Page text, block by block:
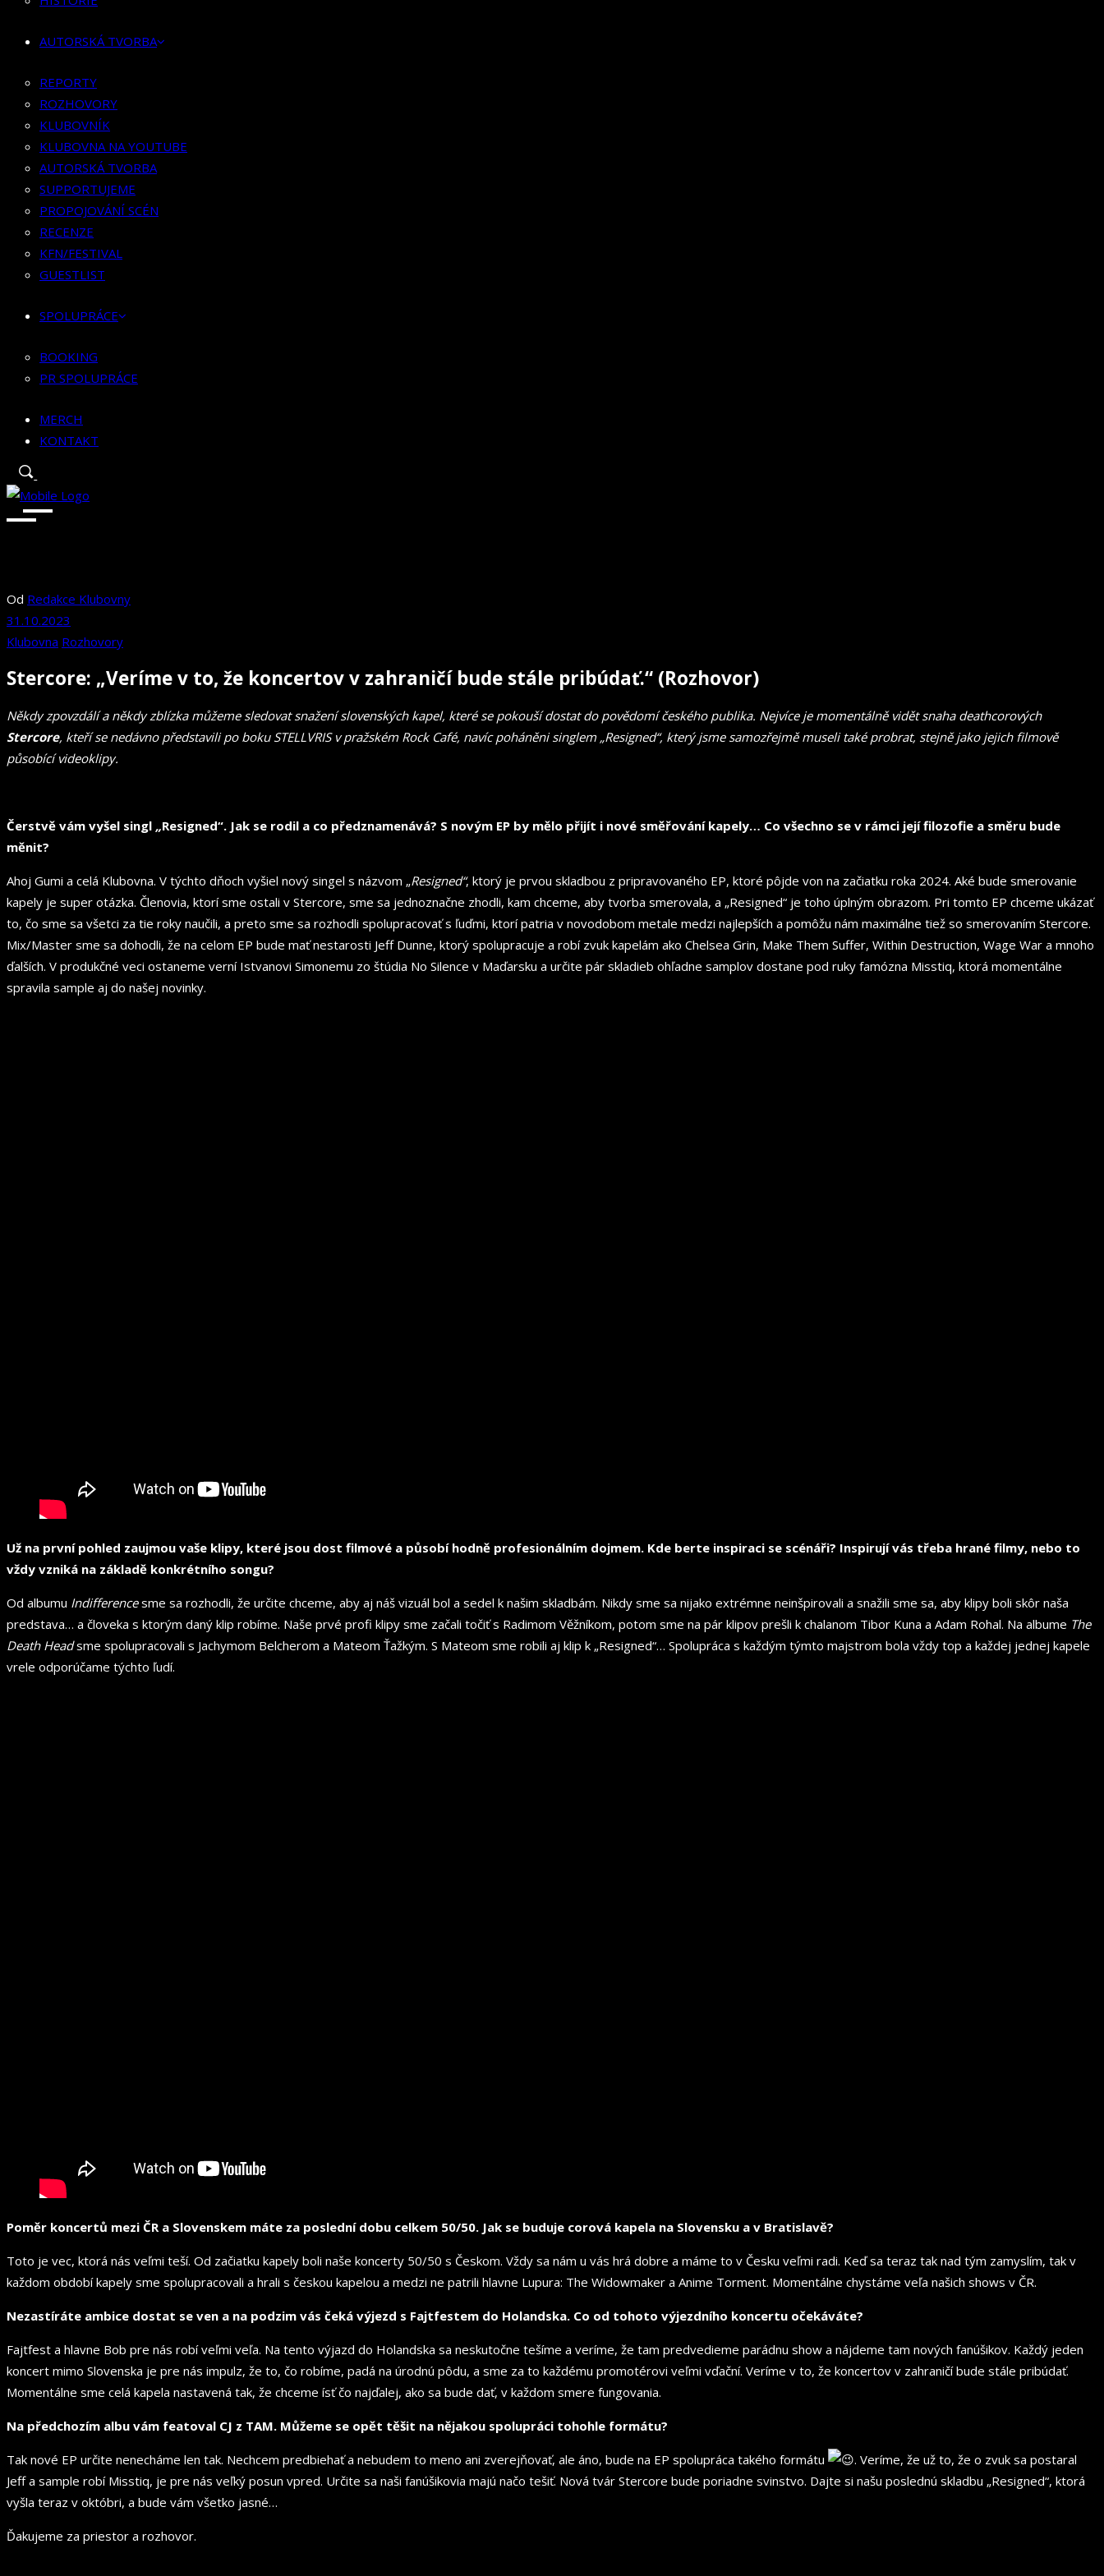
KLUBOVNA NA YOUTUBE
SUPPORTUJEME
PROPOJOVÁNÍ SCÉN
RECENZE
KFN/FESTIVAL
GUESTLIST
SPOLUPRÁCE
BOOKING
PR SPOLUPRÁCE
MERCH
AUTORSKÁ TVORBA
REPORTY
ROZHOVORY
KLUBOVNÍK
KLUBOVNA NA YOUTUBE
AUTORSKÁ TVORBA
SUPPORTUJEME
PROPOJOVÁNÍ SCÉN
RECENZE
KFN/FESTIVAL
GUESTLIST
SPOLUPRÁCE
BOOKING
PR SPOLUPRÁCE
MERCH
KONTAKT
Od Redakce Klubovny
31.10.2023
Klubovna Rozhovory
Stercore: „Veríme v to, že koncertov v zahraničí bude stále pribúdať.“ (Rozhovor)
Někdy zpovzdálí a někdy zblízka můžeme sledovat snažení slovenských kapel, které se pokouší dostat do povědomí českého publika. Nejvíce je momentálně vidět snaha deathcorových
Stercore, kteří se nedávno představili po boku STELLVRIS v pražském Rock Café, navíc poháněni singlem „Resigned“, který jsme samozřejmě muselitaké probrat, stejně jako jejich filmově
působící videoklipy.
Čerstvě vám vyšel singl „Resigned“. Jak se rodil a co předznamenává? S novým EP by mělo přijít i nové směřování kapely… Co všechno se v rámci její filozofie a směru bude
měnit?
Ahoj Gumi a celá Klubovna. V týchto dňoch vyšiel nový singel s názvom „Resigned“, ktorý je prvou skladbou z pripravovaného EP, ktoré pôjde von na začiatku roka 2024. Aké bude smerovanie
kapely je super otázka. Členovia, ktorí sme ostali v Stercore, sme sa jednoznačne zhodli, kam chceme, aby tvorba smerovala, a „Resigned“ je toho úplným obrazom. Pri tomto EP chceme ukázať
to, čo sme sa všetci za tie roky naučili, a preto sme sa rozhodli spolupracovať s ľuďmi, ktorí patria v novodobom metale medzi najlepších a pomôžu nám maximálne tiež so smerovaním Stercore.
Mix/Master sme sa dohodli, že na celom EP bude mať nestarosti Jeff Dunne, ktorý spolupracuje a robí zvuk kapelám ako Chelsea Grin, Make Them Suffer, Within Destruction, Wage War a mnoho
ďalších. V produkčné veci ostaneme verní Istvanovi Simonemu zo štúdia No Silence v Maďarsku a určite pár skladieb ohľadne samplov dostane pod ruky famózna Misstiq, ktorá momentálne
spravila sample aj do našej novinky.
Už na první pohled zaujmou vaše klipy, které jsou dost filmové a působí hodně profesionálním dojmem. Kde berte inspiraci se scénáři? Inspirují vás třeba hrané filmy, nebo to
vždy vzniká na základě konkrétního songu?
Od albumu Indifferencesme sa rozhodli, že určite chceme, aby aj náš vizuál bol a sedel k našim skladbám. Nikdy sme sa nijako extrémne neinšpirovali a snažili sme sa, aby klipy boli skôr naša
predstava… a človeka s ktorým daný klip robíme. Naše prvé profi klipy sme začali točiť s Radimom Věžníkom, potom sme na pár klipov prešli k chalanom Tibor Kuna a Adam Rohal. Na albume The
Death Headsme spolupracovali s Jachymom Belcherom a Mateom Ťažkým. S Mateom sme robili aj klip k „Resigned“… Spolupráca s každým týmto majstrom bola vždy top a každej jednej kapele
vrele odporúčame týchto ľudí.
Poměr koncertů mezi ČR a Slovenskem máte za poslední dobu celkem 50/50. Jak se buduje corová kapela na Slovensku a v Bratislavě?
Toto je vec, ktorá nás veľmi teší. Od začiatku kapely boli naše koncerty 50/50 s Českom. Vždy sa nám u vás hrá dobre a máme to v Česku veľmi radi. Keď sa teraz tak nad tým zamyslím, tak v
každom období kapely sme spolupracovali a hrali s českou kapelou a medzi ne patrili hlavne Lupura: The Widowmaker a Anime Torment. Momentálne chystáme veľa našich shows v ČR.
Nezastíráte ambice dostat se ven a na podzim vás čeká výjezd s Fajtfestem do Holandska. Co od tohoto výjezdního koncertu očekáváte?
Fajtfest a hlavne Bob pre nás robí veľmi veľa. Na tento výjazd do Holandska sa neskutočne tešíme a veríme, že tam predvedieme parádnu show a nájdeme tam nových fanúšikov. Každý jeden
koncert mimo Slovenska je pre nás impulz, že to, čo robíme, padá na úrodnú pôdu, a sme za to každému promotérovi veľmi vďační. Veríme v to, že koncertov v zahraničí bude stále pribúdať.
Momentálne sme celá kapela nastavená tak, že chceme ísť čo najďalej, ako sa bude dať, v každom smere fungovania.
Na předchozím albu vám featoval CJ z TAM. Můžeme se opět těšit na nějakou spolupráci tohohle formátu?
Tak nové EP určite nenecháme len tak. Nechcem predbiehať a nebudem to meno ani zverejňovať, ale áno, bude na EP spolupráca takého formátu
. Veríme, že už to, že o zvuk sa postaral
Jeff a sample robí Misstiq, je pre nás veľký posun vpred. Určite sa naši fanúšikovia majú načo tešiť. Nová tvár Stercore bude poriadne svinstvo. Dajte si našu poslednú skladbu „Resigned“, ktorá
vyšla teraz v októbri, a bude vám všetko jasné…
Ďakujeme za priestor a rozhovor.